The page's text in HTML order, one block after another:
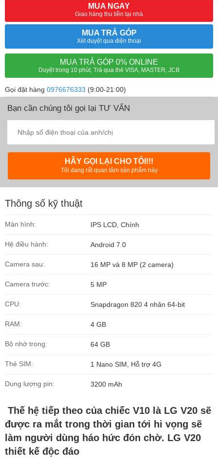
MUA NGAY
Giao hàng thu tiền tại nhà
MUA TRẢ GÓP
Xét duyệt qua điện thoại
MUA TRẢ GÓP 0% ONLINE
Duyệt trong 10 phút, Trả qua thẻ VISA, MASTER, JCB
Gọi đặt hàng 0976676333 (9:00-21:00)
Bạn cần chúng tôi gọi lại TƯ VẤN
HÃY GỌI LẠI CHO TÔI!!!
Tôi đang rất quan tâm sản phẩm này
Thông số kỹ thuật
Màn hình: IPS LCD, Chính
Hệ điều hành: Android 7.0
Camera sau: 16 MP và 8 MP (2 camera)
Camera trước: 5 MP
CPU: Snapdragon 820 4 nhân 64-bit
RAM: 4 GB
Bộ nhớ trong: 64 GB
Thẻ SIM: 1 Nano SIM, Hỗ trợ 4G
Dung lượng pin: 3200 mAh
Thế hệ tiếp theo của chiếc V10 là LG V20 sẽ
được ra mắt trong thời gian tới hi vọng sẽ
làm người dùng háo hức đón chờ. LG V20
thiết kế độc đáo